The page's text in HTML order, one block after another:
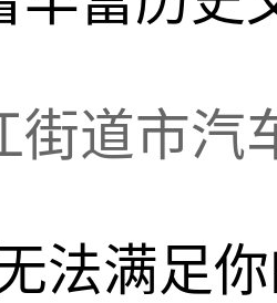
街道市汽
法满足你